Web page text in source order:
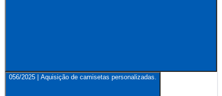
056/2025 | Aquisição de camisetas personalizadas.